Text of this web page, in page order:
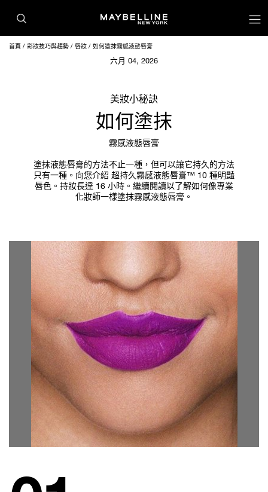
首頁 彩妝技巧與趨勢 唇妝 如何塗抹霧感液態唇膏
六月 04, 2026
美妝小秘訣
如何塗抹
霧感液態唇膏
塗抹液態唇膏的方法不止一種，但可以讓它持久的方法
只有一種。向您介紹 超持久霧感液態唇膏™ 10 種明豔
唇色。持妝長達 16 小時。繼續閱讀以了解如何像專業
化妝師一樣塗抹霧感液態唇膏。